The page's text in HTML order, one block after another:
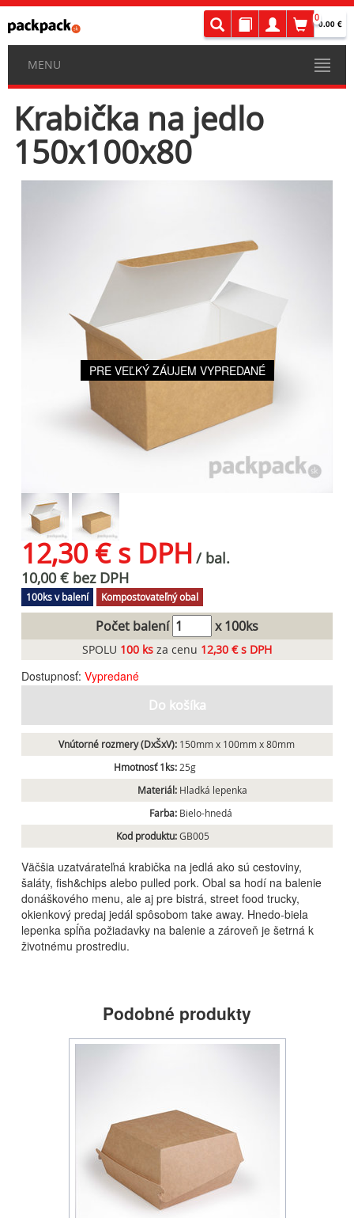
0
0.00 €
MENU
Krabička na jedlo
150x100x80
PRE VEĽKÝ ZÁUJEM VYPREDANÉ
12,30 € s DPH / bal.
10,00 € bez DPH
100ks v balení Kompostovateľný obal
Počet balení x 100ks
SPOLU 100 ks za cenu 12,30 € s DPH
Dostupnosť: Vypredané
Do košíka
Vnútorné rozmery (DxŠxV): 150mm x 100mm x 80mm
Hmotnosť 1ks: 25g
Materiál: Hladká lepenka
Farba: Bielo-hnedá
Kod produktu:GB005
Väčšia uzatvárateľná krabička na jedlá ako sú cestoviny,
šaláty, fish&chips alebo pulled pork. Obal sa hodí na balenie
donáškového menu, ale aj pre bistrá, street food trucky,
okienkový predaj jedál spôsobom take away. Hnedo-biela
lepenka spĺňa požiadavky na balenie a zároveň je šetrná k
životnému prostrediu.
Podobné produkty